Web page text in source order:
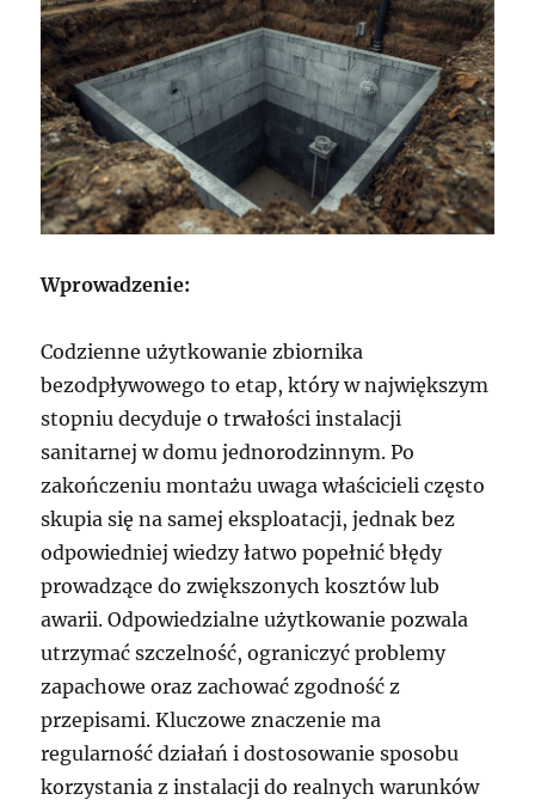
Wprowadzenie:
Codzienne użytkowanie zbiornika
bezodpływowego to etap, który w największym
stopniu decyduje o trwałości instalacji
sanitarnej w domu jednorodzinnym. Po
zakończeniu montażu uwaga właścicieli często
skupia się na samej eksploatacji, jednak bez
odpowiedniej wiedzy łatwo popełnić błędy
prowadzące do zwiększonych kosztów lub
awarii. Odpowiedzialne użytkowanie pozwala
utrzymać szczelność, ograniczyć problemy
zapachowe oraz zachować zgodność z
przepisami. Kluczowe znaczenie ma
regularność działań i dostosowanie sposobu
korzystania z instalacji do realnych warunków